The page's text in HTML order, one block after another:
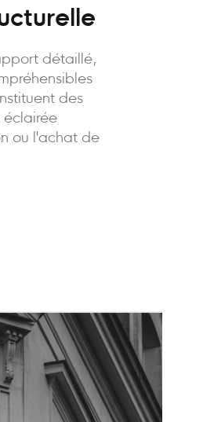
détaillé,
des
éclairée
ou l'achat de